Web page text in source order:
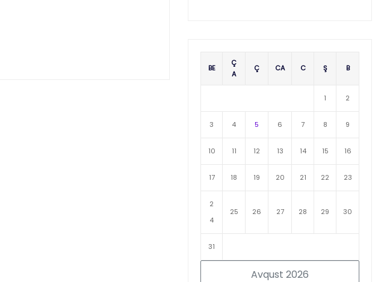
Avqust 2026
BE
Ç
A
Ç CA C Ş B
1 2
3 4 5 6 7 8 9
10 11 12 13 14 15 16
17 18 19 20 21 22 23
2
4
25 26 27 28 29 30
31